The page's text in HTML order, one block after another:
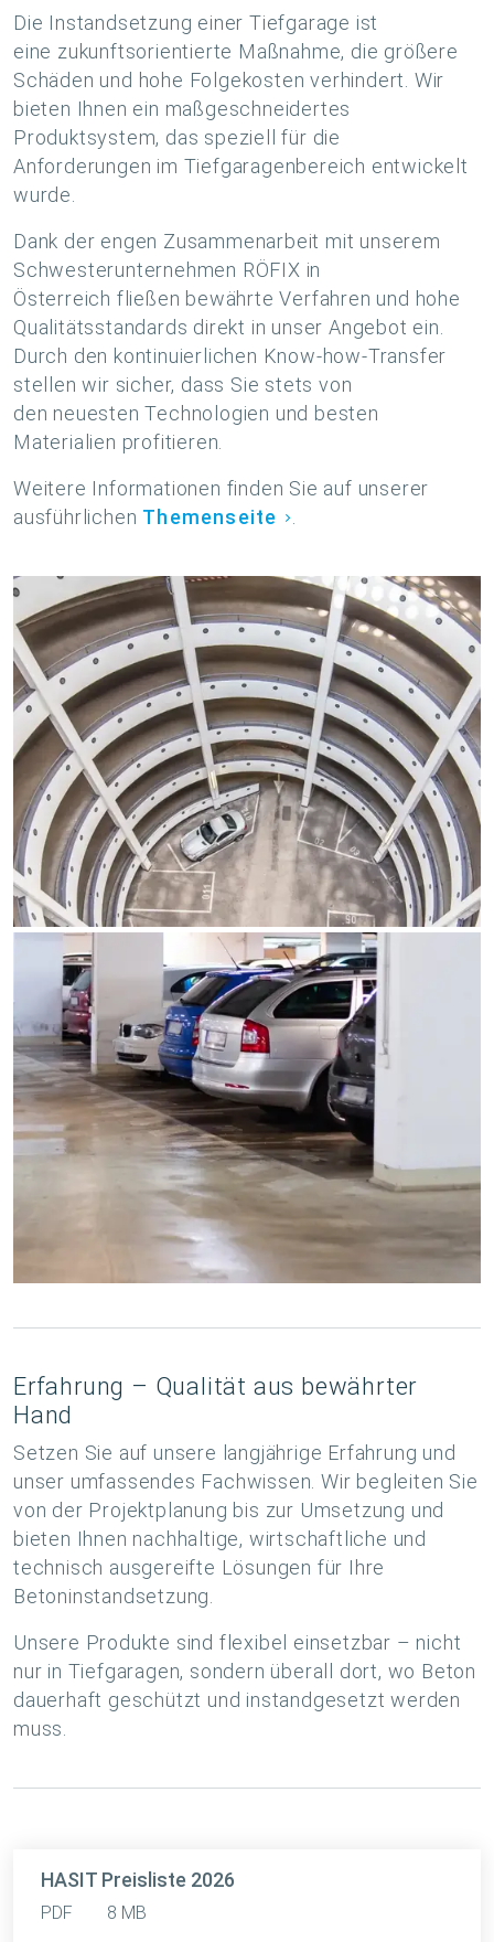
Die Instandsetzung einer Tiefgarage ist
eine zukunftsorientierte Maßnahme, die größere
Schäden und hohe Folgekosten verhindert. Wir
bieten Ihnen ein maßgeschneidertes
Produktsystem, das speziell für die
Anforderungen im Tiefgaragenbereich entwickelt
wurde.
Dank der engen Zusammenarbeit mit unserem
Schwesterunternehmen RÖFIX in
Österreich fließen bewährte Verfahren und hohe
Qualitätsstandards direkt in unser Angebot ein.
Durch den kontinuierlichen Know-how-Transfer
stellen wir sicher, dass Sie stets von
den neuesten Technologien und besten
Materialien profitieren.
Weitere Informationen finden Sie auf unserer
ausführlichen Themenseite
Erfahrung – Qualität aus bewährter
Hand
Setzen Sie auf unsere langjährige Erfahrung und
unser umfassendes Fachwissen. Wir begleiten Sie
von der Projektplanung bis zur Umsetzung und
bieten Ihnen nachhaltige, wirtschaftliche und
technisch ausgereifte Lösungen für Ihre
Betoninstandsetzung.
Unsere Produkte sind flexibel einsetzbar – nicht
nur in Tiefgaragen, sondern überall dort, wo Beton
dauerhaft geschützt und instandgesetzt werden
muss.
HASIT Preisliste 2026
PDF 8 MB